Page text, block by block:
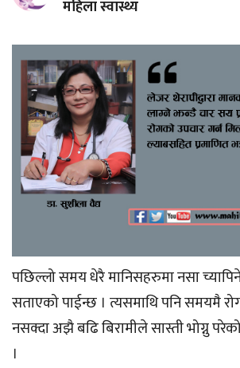
महिला स्वास्थ्य
पछिल्लो समय धेरै मानिसहरुमा नसा
सताएको पाईन्छ । त्यसमाथि पनि समयमै
नसक्दा अझै बढि बिरामीले सास्ती भोग्नु
।